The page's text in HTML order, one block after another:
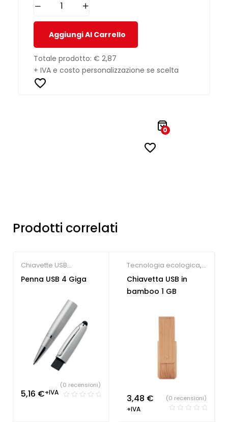
Aggiungi Al Carrello
Totale prodotto: € 2,87
+ IVA e costo personalizzazione se scelta
0
Prodotti correlati
Chiavette USB
economiche
Penna USB 4 Giga
5,16 €+IVA
(0 recensioni)
Tecnologia ecologica,
Chiavette USB
economiche
Chiavetta USB in
bamboo 1 GB
3,48 €
+IVA
(0 recensioni)